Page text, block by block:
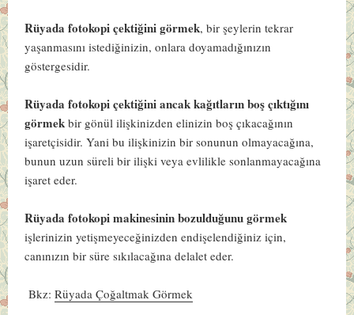
Rüyada fotokopi çektiğini görmek, bir şeylerin tekrar
yaşanmasını istediğinizin, onlara doyamadığınızın
göstergesidir.
Rüyada fotokopi çektiğini ancak kağıtların boş çıktığını
görmek bir gönül ilişkinizden elinizin boş çıkacağının
işaretçisidir. Yani bu ilişkinizin bir sonunun olmayacağına,
bunun uzun süreli bir ilişki veya evlilikle sonlanmayacağına
işaret eder.
Rüyada fotokopi makinesinin bozulduğunu görmek
işlerinizin yetişmeyeceğinizden endişelendiğiniz için,
canınızın bir süre sıkılacağına delalet eder.
Bkz:Rüyada Çoğaltmak Görmek